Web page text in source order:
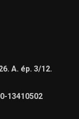
A. ép. 3/12.
13410502